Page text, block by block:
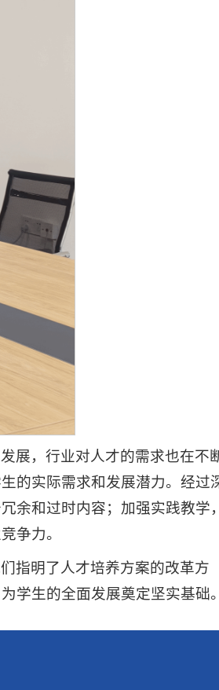
展，行业对人才的需求也在不
的实际需求和发展潜力。经过
余和过时内容；加强实践教学
争力。
指明了人才培养方案的改革方
学生的全面发展奠定坚实基础